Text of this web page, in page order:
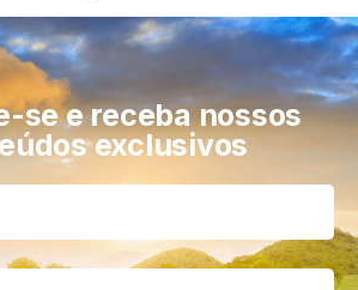
se e receba nossos
exclusivos